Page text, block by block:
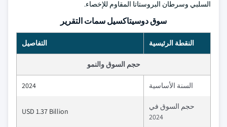
السلبي وسرطان البروستاتا المقاوم للإخصاء.
سوق دوسيتاكسيل سمات التقرير
النقطة الرئيسية التفاصيل
حجم السوق والنمو
السنة الأساسية 2024
حجم السوق في
2024
USD 1.37 Billion